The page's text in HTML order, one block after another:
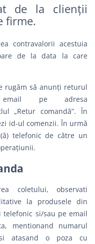
de la clienții
firme.
contravalorii acestuia
de la data la care
rugăm să anunți returul
pe adresa
„Retur comandă”. În
id-ul comenzii. În urmă
telefonic de către un
coletului, observati
la produsele din
si/sau pe email
mentionand numarul
si atasand o poza cu